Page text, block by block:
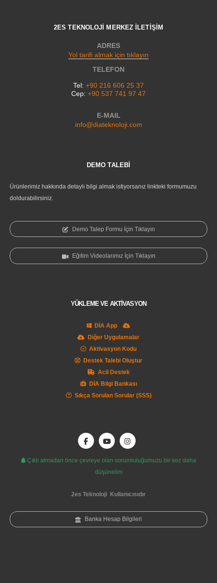
2ES TEKNOLOJİ MERKEZ İLETİŞİM
ADRES
Yol tarifi almak için tıklayın
TELEFON
Tel: +90 216 606 25 37
Cep: +90 537 741 97 47
E-MAIL
info@diateknoloji.com
DEMO TALEBİ
Ürünlerimiz hakkında detaylı bilgi almak istiyorsanız linkteki formumuzu
doldurabilirsiniz.
Demo Talep Formu İçin Tıklayın
Eğitim Videolarımız İçin Tıklayın
YÜKLEME VE AKTİVASYON
DİA App
Diğer Uygulamalar
Aktivasyon Kodu
Destek Talebi Oluştur
Acil Destek
DİA Bilgi Bankası
Sıkça Sorulan Sorular (SSS)
Çıktı almadan önce çevreye olan sorumluluğumuzu bir kez daha
düşünelim
2es Teknoloji Kullanıcısıdır
Banka Hesap Bilgileri